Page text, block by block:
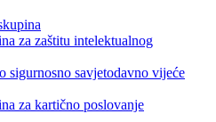
za zaštitu intelektualnog
sigurnosno savjetodavno vijeće
za kartično poslovanje